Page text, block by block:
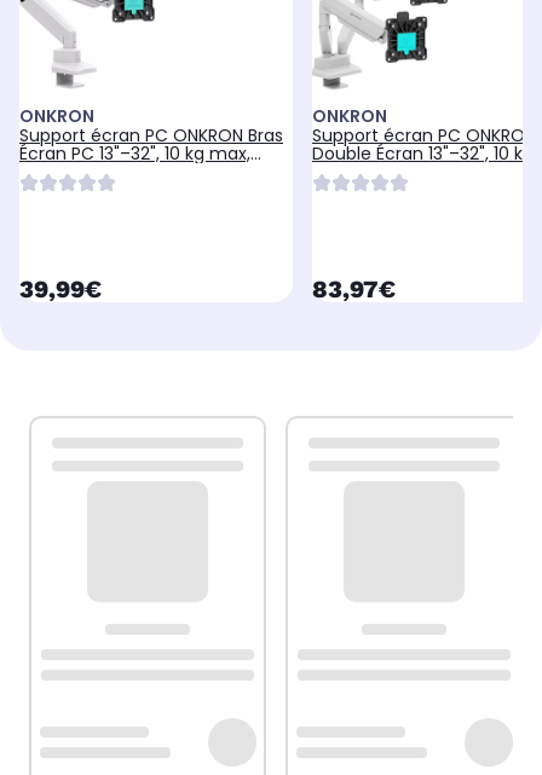
ONKRON
Support écran PC ONKRON Bras
Écran PC 13"–32", 10 kg max,
G80-BW
currentPrice
39,99€
ONKRON
Support écran PC ONKRON
Double Écran 13"–32", 10 kg
G160-BW
currentPrice
83,97€